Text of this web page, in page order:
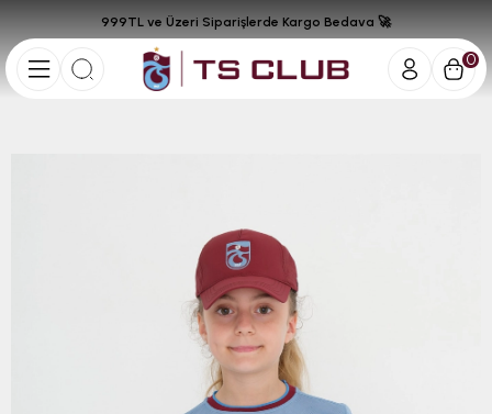
0
999TL ve Üzeri Siparişlerde Kargo Bedava 🚀